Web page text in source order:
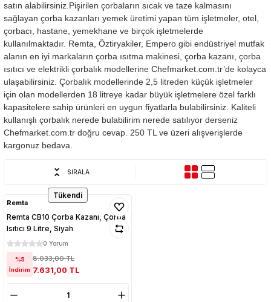
satın alabilirsiniz. Pişirilen çorbaların sıcak ve taze kalmasını
sağlayan çorba kazanları yemek üretimi yapan tüm işletmeler, otel,
çorbacı, hastane, yemekhane ve birçok işletmelerde
kullanılmaktadır. Remta, Öztiryakiler, Empero gibi endüstriyel mutfak
alanın en iyi markaların çorba ısıtma makinesi, çorba kazanı, çorba
ısıtıcı ve elektrikli çorbalık modellerine Chefmarket.com.tr’de kolayca
ulaşabilirsiniz. Çorbalık modellerinde 2,5 litreden küçük işletmeler
için olan modellerden 18 litreye kadar büyük işletmelere özel farklı
kapasitelere sahip ürünleri en uygun fiyatlarla bulabilirsiniz. Kaliteli
kullanışlı çorbalık nerede bulabilirim nerede satılıyor derseniz
Chefmarket.com.tr doğru cevap. 250 TL ve üzeri alışverişlerde
kargonuz bedava.
SIRALA
Tükendi
Remta
Remta CB10 Çorba Kazanı, Çorba
Isıtıcı 9 Litre, Siyah
0 Yorum
%5
İndirim
8.033,00 TL
7.631,00 TL